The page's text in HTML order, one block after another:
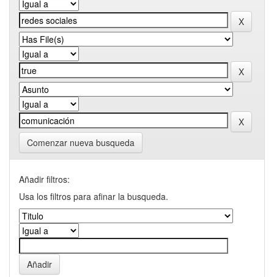
Comenzar nueva busqueda
Añadir filtros:
Usa los filtros para afinar la busqueda.